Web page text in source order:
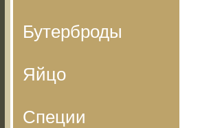
Бутерброды
Яйцо
Специи